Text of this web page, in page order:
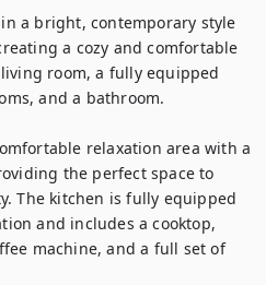
a bright, contemporary style
a cozy and comfortable
room, a fully equipped
and a bathroom.
relaxation area with a
the perfect space to
The kitchen is fully equipped
and includes a cooktop,
machine, and a full set of